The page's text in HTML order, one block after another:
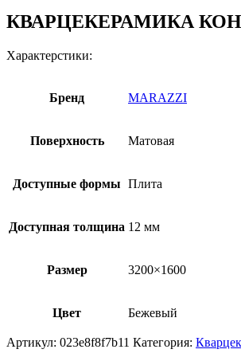
КВАРЦЕКЕРАМИКА
Характерстики:
Бренд MARAZZI
Поверхность Матовая
Доступные формы Плита
Доступная толщина 12 мм
Размер 3200×1600
Цвет Бежевый
Артикул: 023e8f8f7b11 Категория: